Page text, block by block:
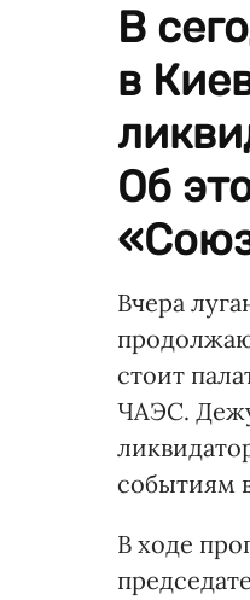
В
в
Об
Вчера
стоит
ЧАЭС.
событиям
В ходе